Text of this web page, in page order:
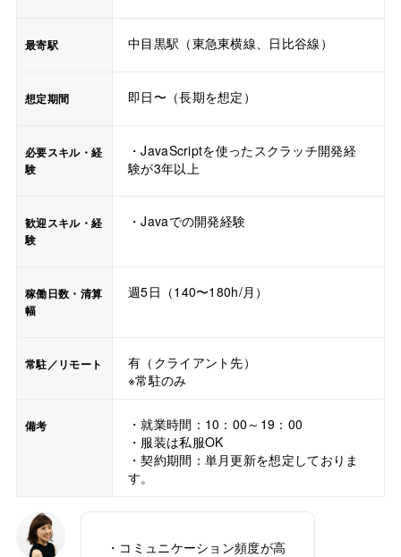
最寄駅 中目黒駅（東急東横線、日比谷線）
想定期間 即日〜（長期を想定）
必要スキル・経
験
・JavaScriptを使ったスクラッチ開発経
験が3年以上
歓迎スキル・経
験
・Javaでの開発経験
稼働日数・清算
幅
週5日（140〜180h/月）
常駐／リモート
有（クライアント先）
※常駐のみ
備考
・就業時間：10：00～19：00
・服装は私服OK
・契約期間：単月更新を想定しておりま
す。
・コミュニケーション頻度が高